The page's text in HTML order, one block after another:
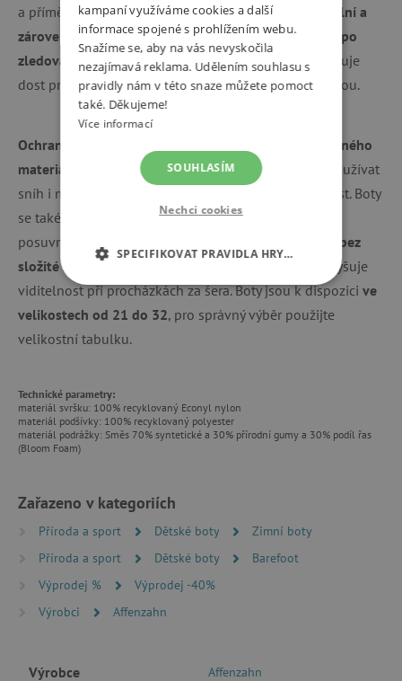
a příměsi řas Bloom Foam. Díky tomu jetenká, flexibilní a
zároveň neklouže, což dává dětemjistotu při chůzi i po
zledovatělých chodnících
. Široká špička navíc poskytuje
dost prostoru pro prsty a podporuje zdravý vývoj nohou.
Ochrana proti vodě je zajištěna kombinací voděodolného
materiálu a membrány AffenTex, takže si děti mohou užívat
sníh i mokré kaluže, aniž by se dovnitř dostala vlhkost. Boty
se také velmi snadno obouvají — elastické tkaničky s
posuvným jezdcem
dovolují snadné obutí a utažení bez
složité manipulace
. Reflexní doplněk na patě pak zvyšuje
viditelnost při procházkách za šera. Boty jsou k dispozici ve
velikostech od 21 do 32, pro správný výběr použijte
velikostní tabulku.
Technické parametry:
materiál svršku: 100% recyklovaný Econyl nylon
materiál podšívky: 100% recyklovaný polyester
materiál podrážky: Směs 70% syntetické a 30% přírodní gumy a 30% podíl řas
(Bloom Foam)
Zařazeno v kategoriích
Příroda a sport Dětské boty
Zimní boty
Příroda a sport
Dětské boty
Barefoot
Výprodej %
Výprodej -40%
Výrobci
Affenzahn
Výrobce Affenzahn
kampaní využíváme cookies a další
informace spojené s prohlížením webu.
Snažíme se, aby na vás nevyskočila
nezajímavá reklama. Udělením souhlasu s
pravidly nám v této snaze můžete pomoct
také. Děkujeme!
Více informací
SOUHLASÍM
Nechci cookies
SPECIFIKOVAT PRAVIDLA HRY…
NEZBYTNĚ NUTNÉ COOKIES
ANALYTICKÉ COOKIES
FUNKČNÍ SOUBORY
Nezbytně nutné cookies
Analytické cookies
Marketingové cookies
Funkční soubory
Nezbytně nutné soubory cookie umožňují
přihlášení uživatele a správa účtu. Webové